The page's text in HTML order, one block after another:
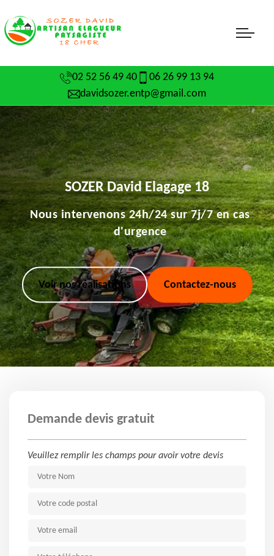
02 52 56 49 40
06 26 99 13 94
davidsozer.entp@gmail.com
SOZER David Elagage 18
Nous intervenons 24h/24 sur 7j/7 en cas
d'urgence
Voir nos réalisations Contactez-nous
Demande devis gratuit
Veuillez remplir les champs pour avoir votre devis